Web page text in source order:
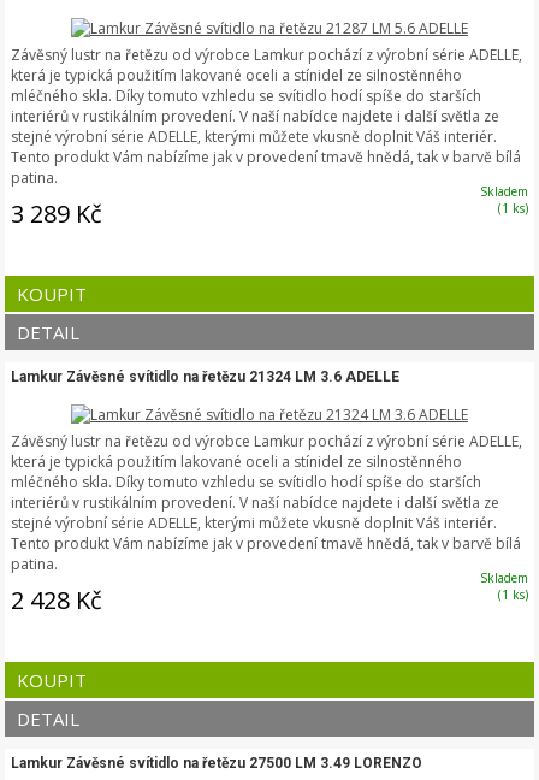
Závěsný lustr na řetězu od výrobce Lamkur pochází z výrobní série ADELLE,
která je typická použitím lakované oceli a stínidel ze silnostěnného
mléčného skla. Díky tomuto vzhledu se svítidlo hodí spíše do starších
interiérů v rustikálním provedení. V naší nabídce najdete i další světla ze
stejné výrobní série ADELLE, kterými můžete vkusně doplnit Váš interiér.
Tento produkt Vám nabízíme jak v provedení tmavě hnědá, tak v barvě bílá
patina.
3 289 Kč
Skladem
(1 ks)
KOUPIT
DETAIL
Lamkur Závěsné svítidlo na řetězu 21324 LM 3.6 ADELLE
Závěsný lustr na řetězu od výrobce Lamkur pochází z výrobní série ADELLE,
která je typická použitím lakované oceli a stínidel ze silnostěnného
mléčného skla. Díky tomuto vzhledu se svítidlo hodí spíše do starších
interiérů v rustikálním provedení. V naší nabídce najdete i další světla ze
stejné výrobní série ADELLE, kterými můžete vkusně doplnit Váš interiér.
Tento produkt Vám nabízíme jak v provedení tmavě hnědá, tak v barvě bílá
patina.
2 428 Kč
Skladem
(1 ks)
KOUPIT
DETAIL
Lamkur Závěsné svítidlo na řetězu 27500 LM 3.49 LORENZO